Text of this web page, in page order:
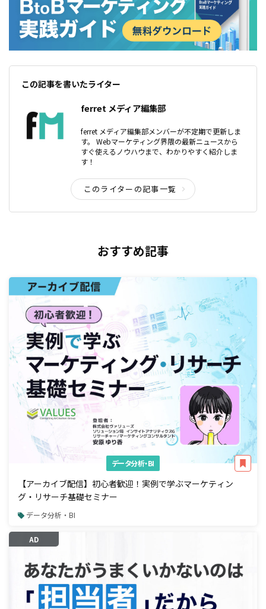
この記事を書いたライター
ferret メディア編集部
ferret メディア編集部メンバーが不定期で更新しま
す。 Webマーケティング界隈の最新ニュースから
すぐ使えるノウハウまで、わかりやすく紹介しま
す！
このライターの記事一覧
おすすめ記事
データ分析・BI
【アーカイブ配信】初心者歓迎！実例で学ぶマーケティン
グ・リサーチ基礎セミナー
データ分析・BI
AD